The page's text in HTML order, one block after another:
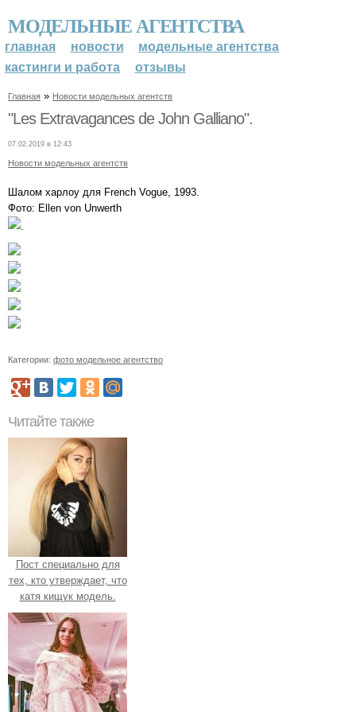
МОДЕЛЬНЫЕ АГЕНТСТВА
главная новости
модельные агентства
кастинги и работа
отзывы
Главная » Новости модельных агентств
"Les Extravagances de John Galliano".
07.02.2019 в 12:43
Новости модельных агентств
Шалом харлоу для French Vogue, 1993.
Фото: Ellen von Unwerth
Категории: фото модельное агентство
Читайте также
Пост специально для
тех, кто утверждает, что
катя кищук модель.